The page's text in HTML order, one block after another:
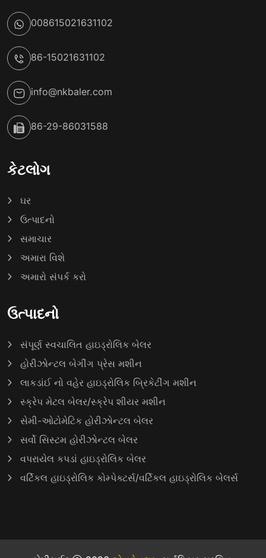
008615021631102
86-15021631102
info@nkbaler.com
86-29-86031588
કેટલોગ
ઘર
ઉત્પાદનો
સમાચાર
અમારા વિશે
અમારો સંપર્ક કરો
ઉત્પાદનો
સંપૂર્ણ સ્વચાલિત હાઇડ્રોલિક બેલર
હોરીઝોન્ટલ બેગીંગ પ્રેસ મશીન
લાકડાંઈ નો વહેર હાઇડ્રોલિક બ્રિકેટીંગ મશીન
સ્ક્રેપ મેટલ બેલર/સ્ક્રેપ શીયર મશીન
સેમી-ઓટોમેટિક હોરીઝોન્ટલ બેલર
સર્વો સિસ્ટમ હોરીઝોન્ટલ બેલર
વપરાયેલ કપડાં હાઇડ્રોલિક બેલર
વર્ટિકલ હાઇડ્રોલિક કોમ્પેક્ટર્સ/વર્ટિકલ હાઇડ્રોલિક બેલર્સ